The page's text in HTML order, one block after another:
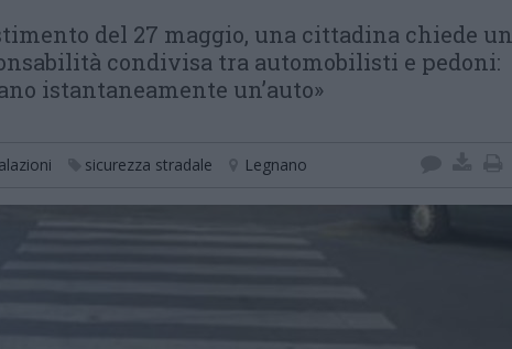
del 27 maggio, una cittadina chiede un
condivisa tra automobilisti e pedoni:
istantaneamente un’auto»
sicurezza stradale Legnano